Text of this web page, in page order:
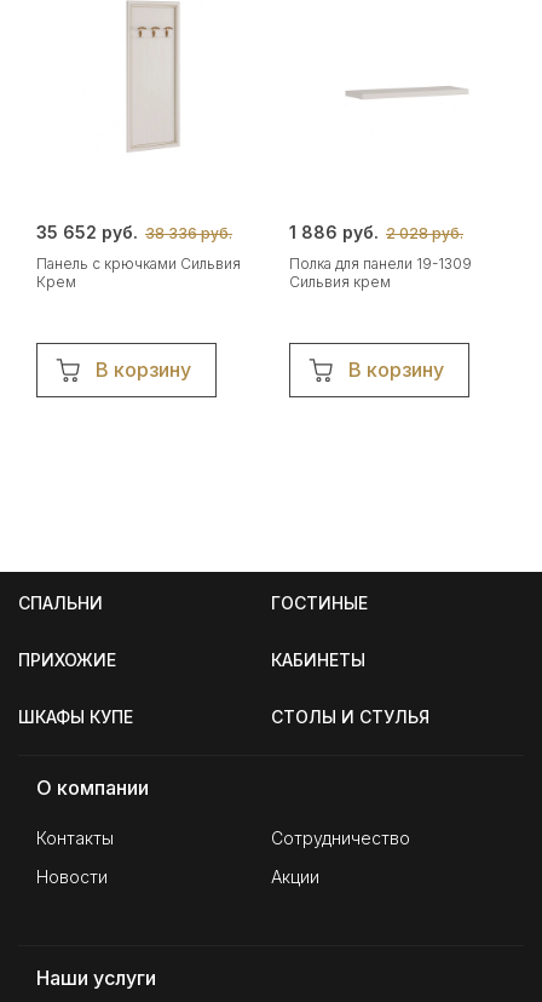
35 652 руб. 38 336 руб.
Панель с крючками Сильвия
Крем
В корзину
1 886 руб. 2 028 руб.
Полка для панели 19-1309
Сильвия крем
В корзину
СПАЛЬНИ ГОСТИНЫЕ
ПРИХОЖИЕ КАБИНЕТЫ
ШКАФЫ КУПЕ СТОЛЫ И СТУЛЬЯ
О компании
Контакты
Сотрудничество
Новости
Акции
Наши услуги